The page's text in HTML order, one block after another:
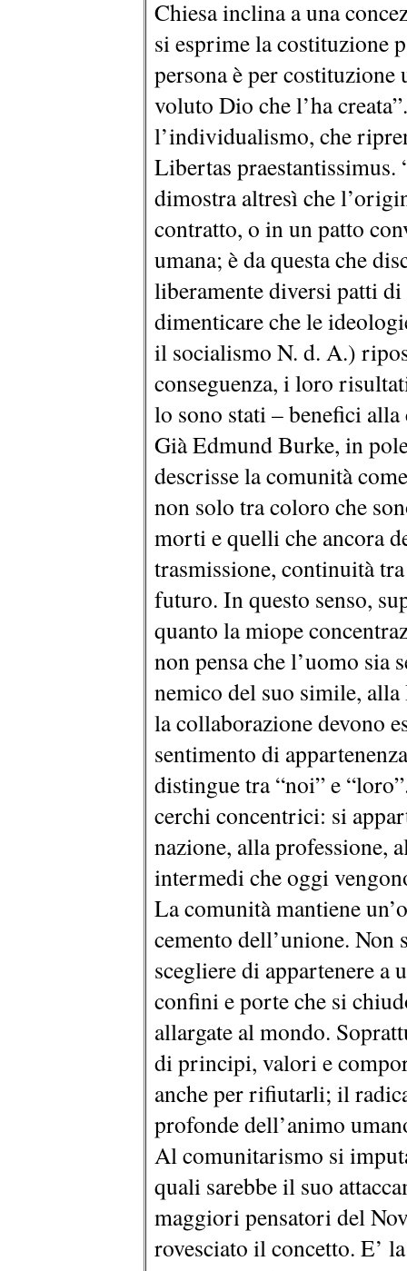
Chiesa inclina a una
si esprime la costituzione
persona è per costituzione
voluto Dio che l’ha
l’individualismo, che
Libertas
dimostra altresì che
contratto, o in un patto
umana; è da questa che
liberamente diversi patti
dimenticare che le
il socialismo N. d. A.)
conseguenza, i loro
lo sono stati – benefici
Già Edmund Burke, in
descrisse la comunità
non solo tra coloro che
morti e quelli che ancora
trasmissione, continuità
futuro. In questo senso,
quanto la miope
non pensa che l’uomo sia
nemico del suo simile,
la collaborazione devono
sentimento di
distingue tra “noi” e
cerchi concentrici: si
nazione, alla professione,
intermedi che oggi
La comunità mantiene
cemento dell’unione. Non
scegliere di appartenere a
confini e porte che si
allargate al mondo.
di principi, valori e
anche per rifiutarli; il
profonde dell’animo
Al comunitarismo si
quali sarebbe il suo
maggiori pensatori del
rovesciato il concetto. E’